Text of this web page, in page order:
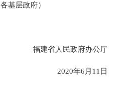
基层政府）
福建省人民政府办公厅
2020年6月11日